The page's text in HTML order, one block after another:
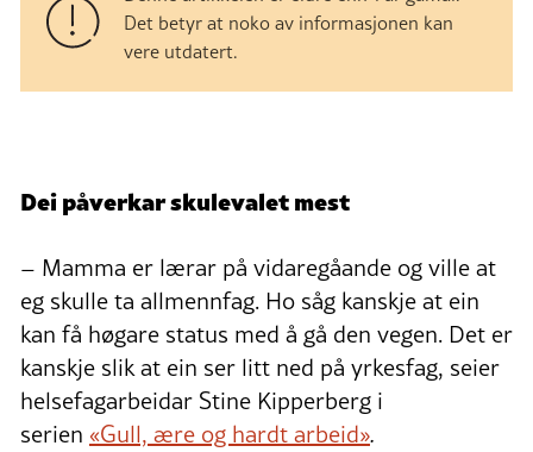
Det betyr at noko av informasjonen kan
vere utdatert.
Dei påverkar skulevalet mest
– Mamma er lærar på vidaregåande og ville at
eg skulle ta allmennfag. Ho såg kanskje at ein
kan få høgare status med å gå den vegen. Det er
kanskje slik at ein ser litt ned på yrkesfag, seier
helsefagarbeidar Stine Kipperberg i
serien «Gull, ære og hardt arbeid».